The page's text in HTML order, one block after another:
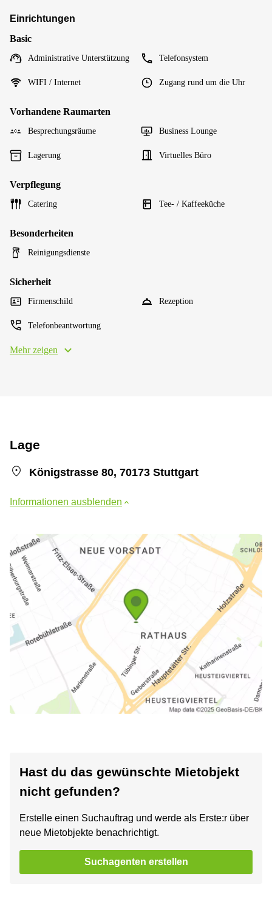
Einrichtungen
Basic
Administrative Unterstützung Telefonsystem
WIFI / Internet Zugang rund um die Uhr
Vorhandene Raumarten
Besprechungsräume Business Lounge
Lagerung Virtuelles Büro
Verpflegung
Catering Tee- / Kaffeeküche
Besonderheiten
Reinigungsdienste
Sicherheit
Firmenschild Rezeption
Telefonbeantwortung
Mehr zeigen
Lage
Königstrasse 80, 70173 Stuttgart
Informationen ausblenden
Hast du das gewünschte Mietobjekt
nicht gefunden?
Erstelle einen Suchauftrag und werde als Erste:r über
neue Mietobjekte benachrichtigt.
Suchagenten erstellen